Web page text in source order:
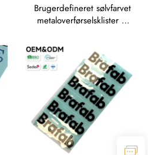
Brugerdefineret sølvfarvet
metaloverførselsklister –
mærkevaremultisproglig
etikettering